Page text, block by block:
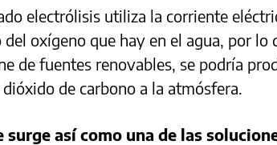
electrólisis utiliza la corriente
oxígeno que hay en el agua, por lo
de fuentes renovables, se podría
de carbono a la atmósfera.
así como una de las